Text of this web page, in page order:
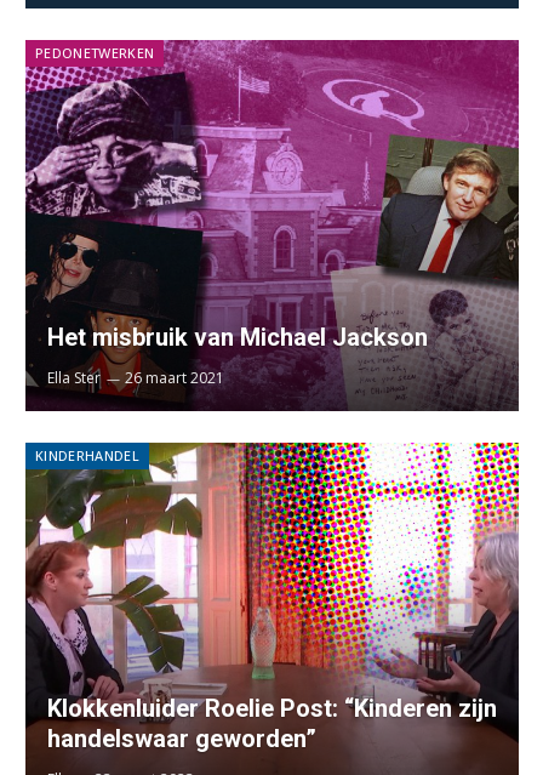
PEDONETWERKEN
Het misbruik van Michael Jackson
Ella Ster 26 maart 2021
KINDERHANDEL
Klokkenluider Roelie Post: “Kinderen zijn
handelswaar geworden”